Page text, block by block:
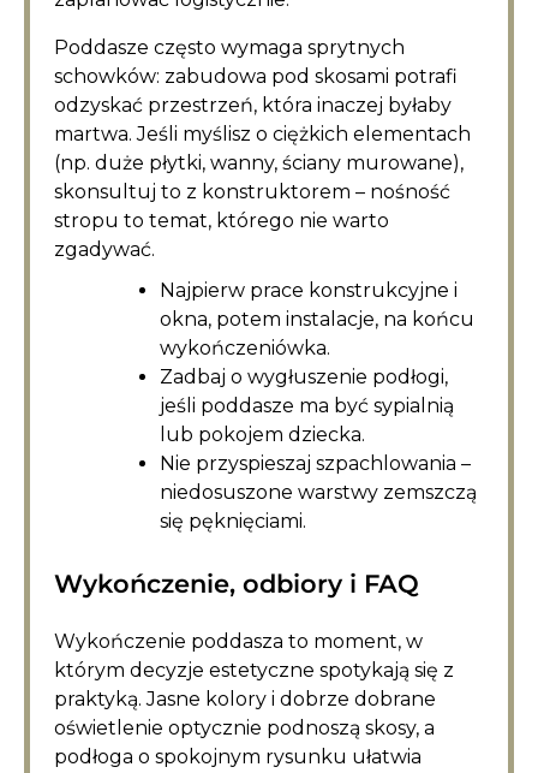
Poddasze często wymaga sprytnych
schowków: zabudowa pod skosami potrafi
odzyskać przestrzeń, która inaczej byłaby
martwa. Jeśli myślisz o ciężkich elementach
(np. duże płytki, wanny, ściany murowane),
skonsultuj to z konstruktorem – nośność
stropu to temat, którego nie warto
zgadywać.
Najpierw prace konstrukcyjne i
okna, potem instalacje, na końcu
wykończeniówka.
Zadbaj o wygłuszenie podłogi,
jeśli poddasze ma być sypialnią
lub pokojem dziecka.
Nie przyspieszaj szpachlowania –
niedosuszone warstwy zemszczą
się pęknięciami.
Wykończenie, odbiory i FAQ
Wykończenie poddasza to moment, w
którym decyzje estetyczne spotykają się z
praktyką. Jasne kolory i dobrze dobrane
oświetlenie optycznie podnoszą skosy, a
podłoga o spokojnym rysunku ułatwia